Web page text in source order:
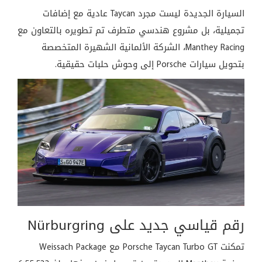
السيارة الجديدة ليست مجرد Taycan عادية مع إضافات
تجميلية، بل مشروع هندسي متطرف تم تطويره بالتعاون مع
Manthey Racing، الشركة الألمانية الشهيرة المتخصصة
بتحويل سيارات Porsche إلى وحوش حلبات حقيقية.
رقم قياسي جديد على Nürburgring
تمكنت Porsche Taycan Turbo GT مع Weissach Package